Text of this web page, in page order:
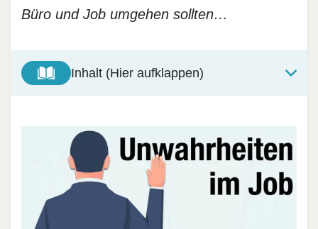
Büro und Job umgehen sollten…
Inhalt (Hier aufklappen)